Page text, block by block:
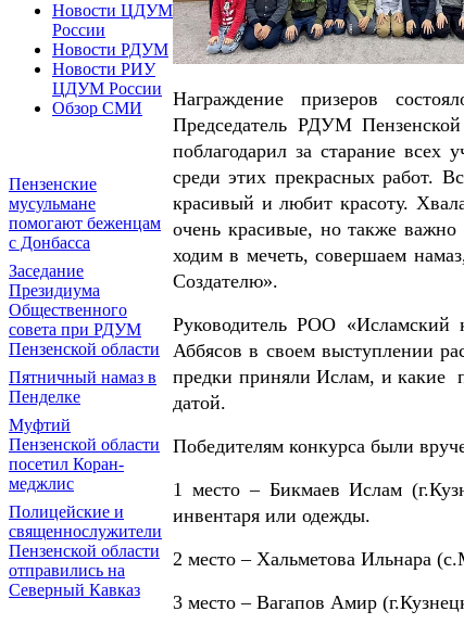
Новости ЦДУМ
России
Новости РДУМ
Новости РИУ
ЦДУМ России
Обзор СМИ
Пензенские
мусульмане
помогают беженцам
с Донбасса
Заседание
Президиума
Общественного
совета при РДУМ
Пензенской области
Пятничный намаз в
Пенделке
Муфтий
Пензенской области
посетил Коран-
меджлис
Полицейские и
священнослужители
Пензенской области
отправились на
Северный Кавказ
Награждение призеров
Председатель РДУМ
поблагодарил за старание всех
среди этих прекрасных работ.
красивый и любит красоту.
очень красивые, но также
ходим в мечеть, совершаем
Создателю».
Руководитель РОО «Исламский
Аббясов в своем выступлении
предки приняли Ислам, и какие
датой.
Победителям конкурса были
1 место – Бикмаев Ислам
инвентаря или одежды.
2 место – Хальметова Ильнара
3 место – Вагапов Амир